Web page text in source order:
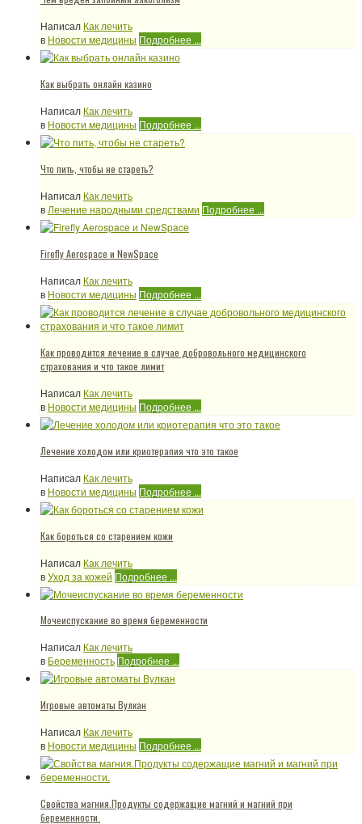
Написал Как лечить
в Новости медицины Подробнее ...
Как выбрать онлайн казино
Написал Как лечить
в Новости медицины Подробнее ...
Что пить, чтобы не стареть?
Написал Как лечить
в Лечение народными средствами Подробнее ...
Firefly Aerospace и NewSpace
Написал Как лечить
в Новости медицины Подробнее ...
Как проводится лечение в случае добровольного медицинского
страхования и что такое лимит
Написал Как лечить
в Новости медицины Подробнее ...
Лечение холодом или криотерапия что это такое
Написал Как лечить
в Новости медицины Подробнее ...
Как бороться со старением кожи
Написал Как лечить
вУход за кожей Подробнее ...
Мочеиспускание во время беременности
Написал Как лечить
в Беременность Подробнее ...
Игровые автоматы Вулкан
Написал Как лечить
в Новости медицины Подробнее ...
Свойства магния.Продукты содержащие магний и магний при
беременности.